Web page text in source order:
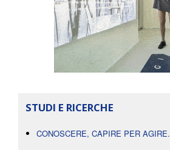
STUDI E RICERCHE
CONOSCERE, CAPIRE PER AGIRE.